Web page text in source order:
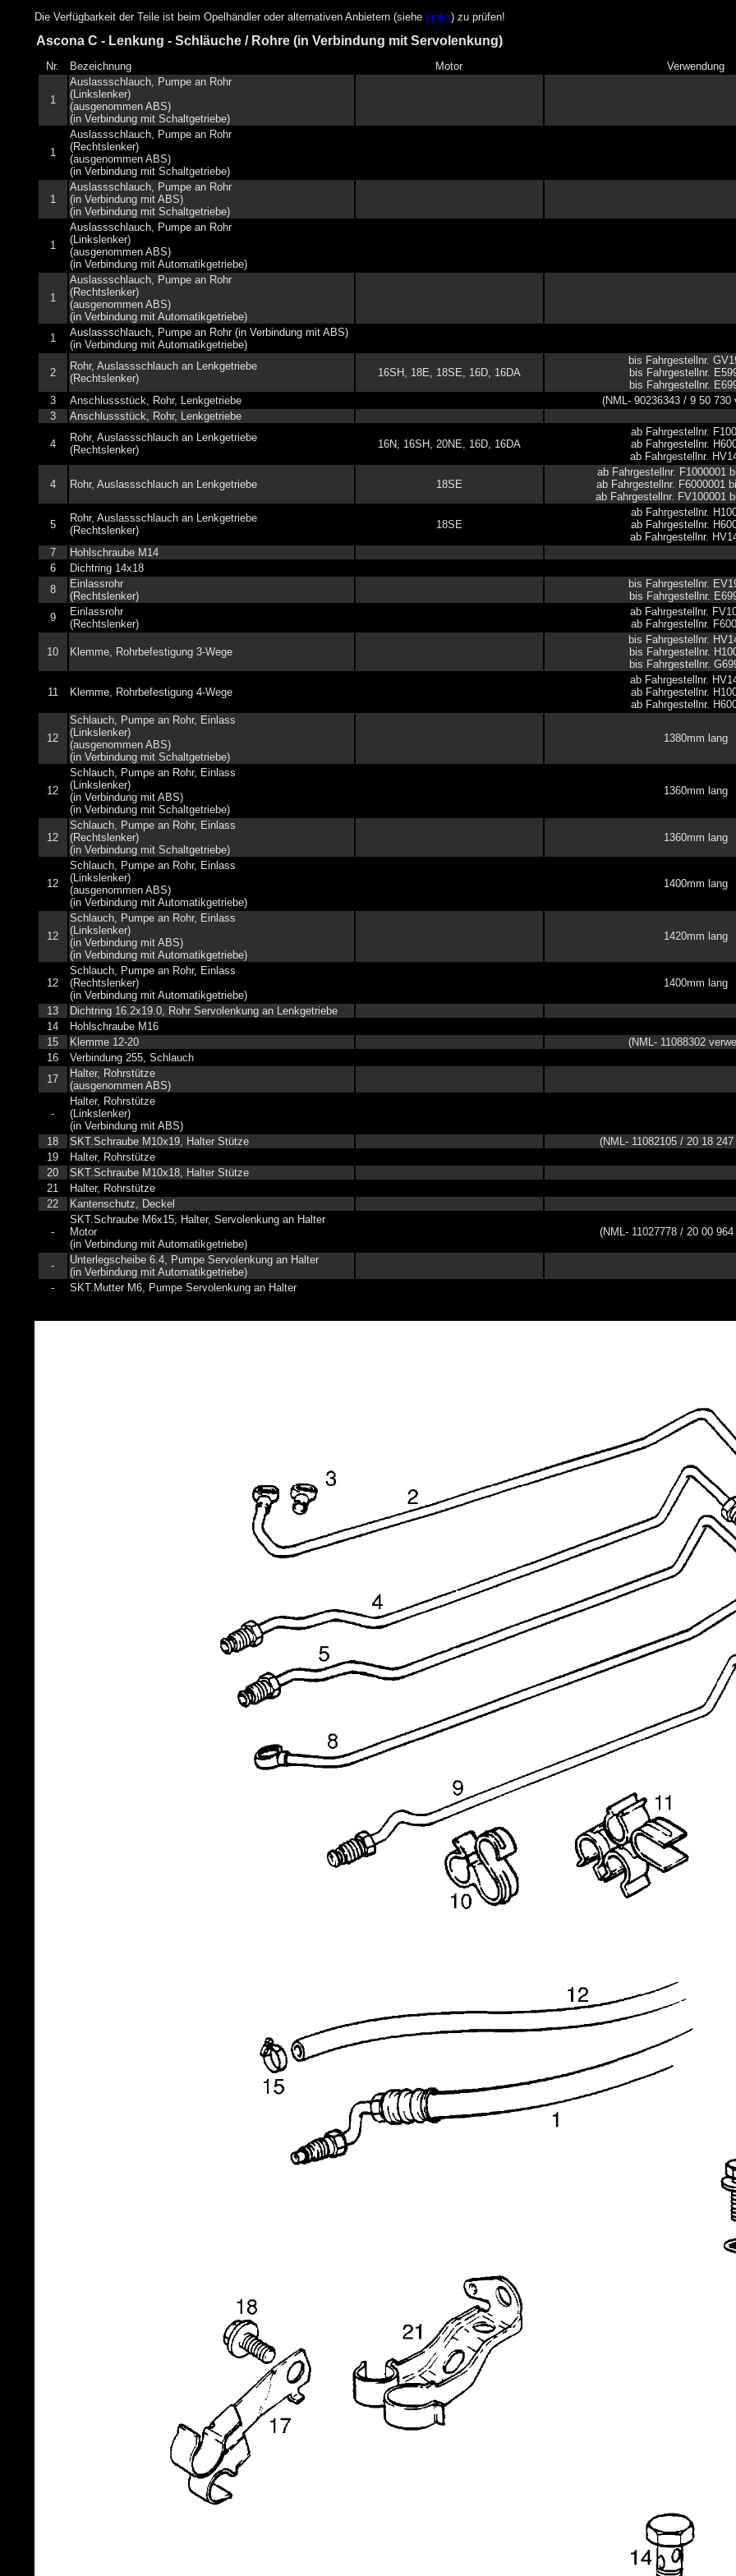
Die Verfügbarkeit der Teile ist beim Opelhändler oder alternativen Anbietern (siehe Links) zu prüfen!
Ascona C - Lenkung - Schläuche / Rohre (in Verbindung mit Servolenkung)
Nr. Bezeichnung Motor Verwendung
1
Auslassschlauch, Pumpe an Rohr
(Linkslenker)
(ausgenommen ABS)
(in Verbindung mit Schaltgetriebe)
1
Auslassschlauch, Pumpe an Rohr
(Rechtslenker)
(ausgenommen ABS)
(in Verbindung mit Schaltgetriebe)
1
Auslassschlauch, Pumpe an Rohr
(in Verbindung mit ABS)
(in Verbindung mit Schaltgetriebe)
1
Auslassschlauch, Pumpe an Rohr
(Linkslenker)
(ausgenommen ABS)
(in Verbindung mit Automatikgetriebe)
1
Auslassschlauch, Pumpe an Rohr
(Rechtslenker)
(ausgenommen ABS)
(in Verbindung mit Automatikgetriebe)
1
Auslassschlauch, Pumpe an Rohr (in Verbindung mit ABS)
(in Verbindung mit Automatikgetriebe)
2
Rohr, Auslassschlauch an Lenkgetriebe
(Rechtslenker)
16SH, 18E, 18SE, 16D, 16DA
bis Fahrgestellnr.
bis Fahrgestellnr.
bis Fahrgestellnr.
3
Anschlussstück, Rohr, Lenkgetriebe
(NML- 90236343 / 9 50 730
3
Anschlussstück, Rohr, Lenkgetriebe
4
Rohr, Auslassschlauch an Lenkgetriebe
(Rechtslenker)
16N, 16SH, 20NE, 16D, 16DA
ab Fahrgestellnr.
ab Fahrgestellnr.
ab Fahrgestellnr.
4 Rohr, Auslassschlauch an Lenkgetriebe 18SE
ab Fahrgestellnr. F1000001
ab Fahrgestellnr. F6000001
ab Fahrgestellnr. FV100001
5
Rohr, Auslassschlauch an Lenkgetriebe
(Rechtslenker)
18SE
ab Fahrgestellnr.
ab Fahrgestellnr.
ab Fahrgestellnr.
7
Hohlschraube M14
6
Dichtring 14x18
8
Einlassrohr
(Rechtslenker)
bis Fahrgestellnr.
bis Fahrgestellnr.
9
Einlassrohr
(Rechtslenker)
ab Fahrgestellnr.
ab Fahrgestellnr.
10 Klemme, Rohrbefestigung 3-Wege
bis Fahrgestellnr.
bis Fahrgestellnr.
bis Fahrgestellnr.
11 Klemme, Rohrbefestigung 4-Wege
ab Fahrgestellnr.
ab Fahrgestellnr.
ab Fahrgestellnr.
12
Schlauch, Pumpe an Rohr, Einlass
(Linkslenker)
(ausgenommen ABS)
(in Verbindung mit Schaltgetriebe)
1380mm lang
12
Schlauch, Pumpe an Rohr, Einlass
(Linkslenker)
(in Verbindung mit ABS)
(in Verbindung mit Schaltgetriebe)
1360mm lang
12
Schlauch, Pumpe an Rohr, Einlass
(Rechtslenker)
(in Verbindung mit Schaltgetriebe)
1360mm lang
12
Schlauch, Pumpe an Rohr, Einlass
(Linkslenker)
(ausgenommen ABS)
(in Verbindung mit Automatikgetriebe)
1400mm lang
12
Schlauch, Pumpe an Rohr, Einlass
(Linkslenker)
(in Verbindung mit ABS)
(in Verbindung mit Automatikgetriebe)
1420mm lang
12
Schlauch, Pumpe an Rohr, Einlass
(Rechtslenker)
(in Verbindung mit Automatikgetriebe)
1400mm lang
13
Dichtring 16.2x19.0, Rohr Servolenkung an Lenkgetriebe
14
Hohlschraube M16
15
Klemme 12-20
(NML- 11088302
16
Verbindung 255, Schlauch
17
Halter, Rohrstütze
(ausgenommen ABS)
-
Halter, Rohrstütze
(Linkslenker)
(in Verbindung mit ABS)
18
SKT.Schraube M10x19, Halter Stütze
(NML- 11082105 / 20 18
19
Halter, Rohrstütze
20
SKT.Schraube M10x18, Halter Stütze
21
Halter, Rohrstütze
22
Kantenschutz, Deckel
-
SKT.Schraube M6x15, Halter, Servolenkung an Halter
Motor
(in Verbindung mit Automatikgetriebe)
(NML- 11027778 / 20 00
-
Unterlegscheibe 6.4, Pumpe Servolenkung an Halter
(in Verbindung mit Automatikgetriebe)
-
SKT.Mutter M6, Pumpe Servolenkung an Halter